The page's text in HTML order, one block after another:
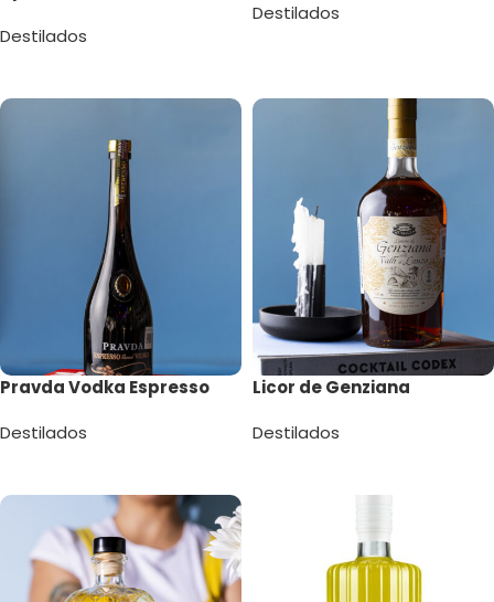
Destilados
Destilados
Pravda Vodka Espresso
Destilados
Licor de Genziana
Destilados